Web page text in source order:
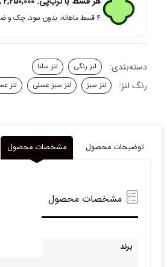
گرین
هانی
عدد
۴ قسط ماهانه. بدون سود، چک و ضامن.
دسته‌بندی: لنز رنگی لنز سلنا
رنگ لنز: لنز سبز لنز سبز عسلی لنز
توضیحات محصول مشخصات محصول
مشخصات محصول
برند